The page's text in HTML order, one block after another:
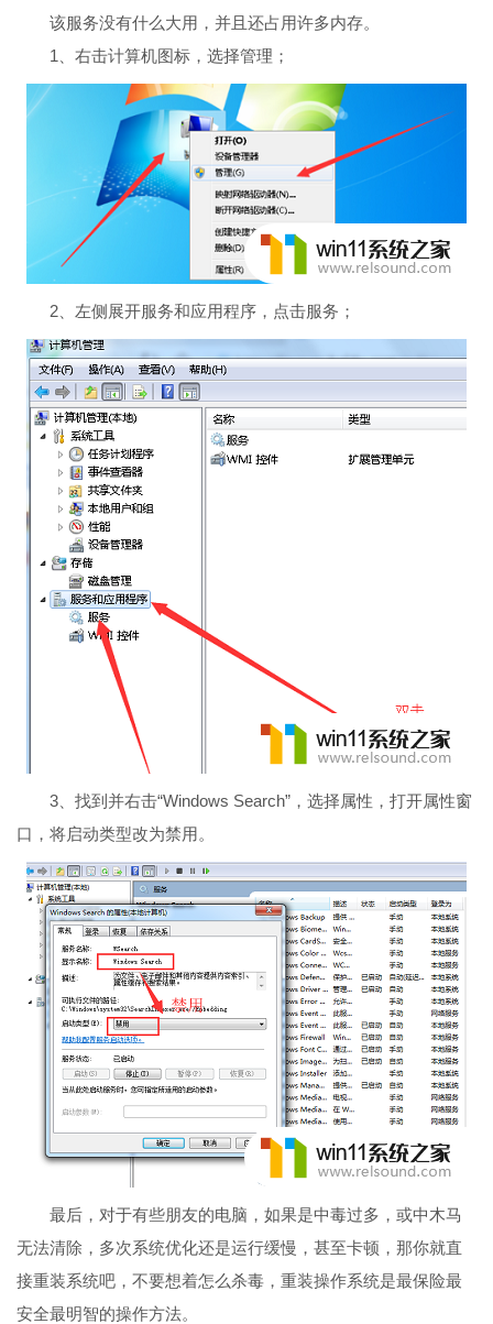
该服务没有什么大用，并且还占用许多内存。
1、右击计算机图标，选择管理；
2、左侧展开服务和应用程序，点击服务；
3、找到并右击“Windows Search”，选择属性，打开属性窗
口，将启动类型改为禁用。
最后，对于有些朋友的电脑，如果是中毒过多，或中木马
无法清除，多次系统优化还是运行缓慢，甚至卡顿，那你就直
接重装系统吧，不要想着怎么杀毒，重装操作系统是最保险最
安全最明智的操作方法。